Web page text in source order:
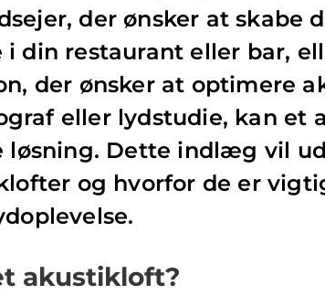
der ønsker at skabe
din restaurant eller bar,
der ønsker at optimere
eller lydstudie, kan et
løsning. Dette indlæg vil
og hvorfor de er
akustikloft?